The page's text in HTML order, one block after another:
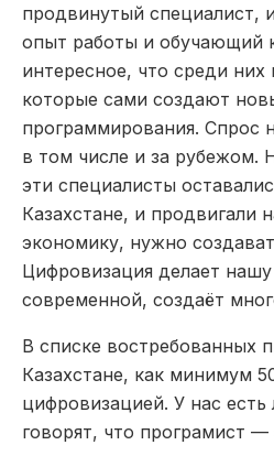
продвинутый специалист,
опыт работы и обучающий
интересное, что среди них
которые сами создают
программирования. Спрос
в том числе и за рубежом.
эти специалисты
Казахстане, и продвигали
экономику, нужно
Цифровизация делает
современной, создаёт
В списке востребованных
Казахстане, как минимум
цифровизацией. У нас
говорят, что програмист